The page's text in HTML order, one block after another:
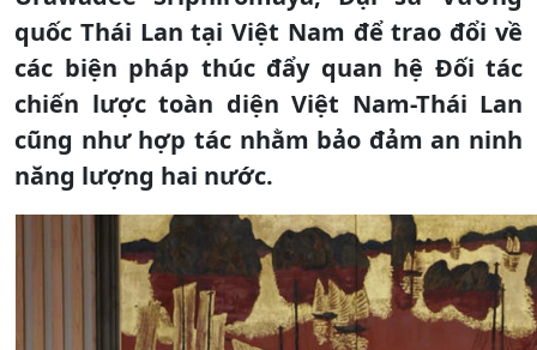
quốc Thái Lan tại Việt Nam để trao đổi về
các biện pháp thúc đẩy quan hệ Đối tác
chiến lược toàn diện Việt Nam-Thái Lan
cũng như hợp tác nhằm bảo đảm an ninh
năng lượng hai nước.